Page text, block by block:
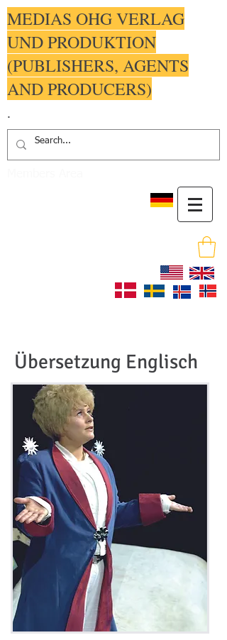
MEDIAS OHG VERLAG
UND PRODUKTION
(PUBLISHERS, AGENTS
AND PRODUCERS)
.
Übersetzung Englisch